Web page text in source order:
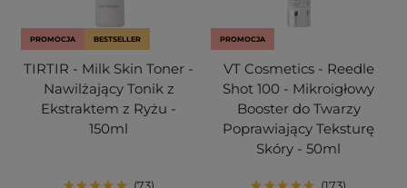
PROMOCJA BESTSELLER
TIRTIR - Milk Skin Toner -
Nawilżający Tonik z
Ekstraktem z Ryżu -
150ml
PROMOCJA
VT Cosmetics - Reedle
Shot 100 - Mikroigłowy
Booster do Twarzy
Poprawiający Teksturę
Skóry - 50ml